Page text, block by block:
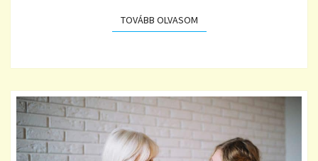
TOVÁBB OLVASOMTOVÁBB OLVASOM